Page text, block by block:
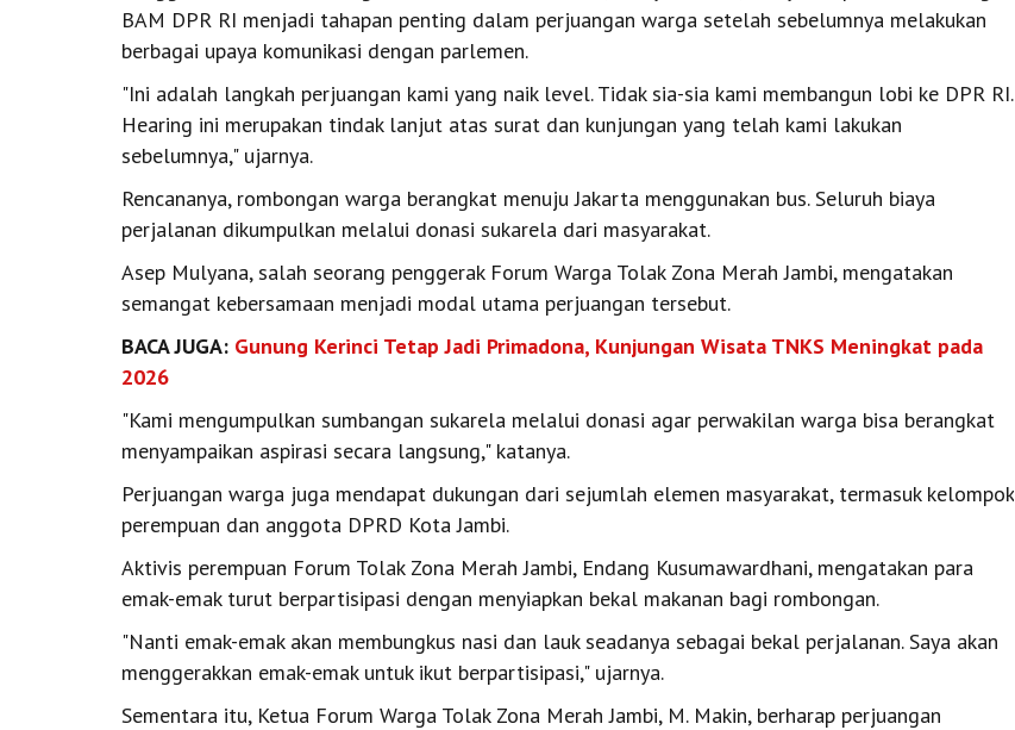
BAM DPR RI menjadi tahapan penting dalam perjuangan warga setelah sebelumnya melakukan
berbagai upaya komunikasi dengan parlemen.
"Ini adalah langkah perjuangan kami yang naik level. Tidak sia-sia kami membangun lobi ke DPR RI.
Hearing ini merupakan tindak lanjut atas surat dan kunjungan yang telah kami lakukan
sebelumnya," ujarnya.
Rencananya, rombongan warga berangkat menuju Jakarta menggunakan bus. Seluruh biaya
perjalanan dikumpulkan melalui donasi sukarela dari masyarakat.
Asep Mulyana, salah seorang penggerak Forum Warga Tolak Zona Merah Jambi, mengatakan
semangat kebersamaan menjadi modal utama perjuangan tersebut.
BACA JUGA: Gunung Kerinci Tetap Jadi Primadona, Kunjungan Wisata TNKS Meningkat pada
2026
"Kami mengumpulkan sumbangan sukarela melalui donasi agar perwakilan warga bisa berangkat
menyampaikan aspirasi secara langsung," katanya.
Perjuangan warga juga mendapat dukungan dari sejumlah elemen masyarakat, termasuk kelompok
perempuan dan anggota DPRD Kota Jambi.
Aktivis perempuan Forum Tolak Zona Merah Jambi, Endang Kusumawardhani, mengatakan para
emak-emak turut berpartisipasi dengan menyiapkan bekal makanan bagi rombongan.
"Nanti emak-emak akan membungkus nasi dan lauk seadanya sebagai bekal perjalanan. Saya akan
menggerakkan emak-emak untuk ikut berpartisipasi," ujarnya.
Sementara itu, Ketua Forum Warga Tolak Zona Merah Jambi, M. Makin, berharap perjuangan